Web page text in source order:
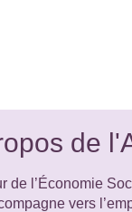
de
de l’Économie
vers